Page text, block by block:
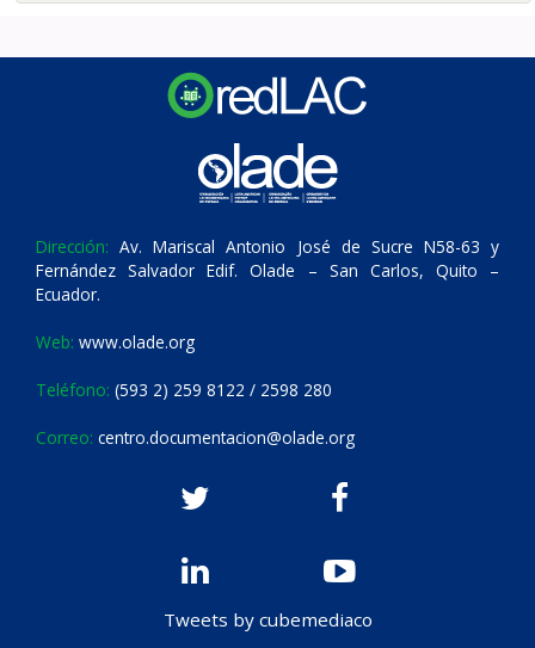
Dirección: Av. Mariscal Antonio José de Sucre N58-63 y
Fernández Salvador Edif. Olade – San Carlos, Quito –
Ecuador.
Web: www.olade.org
Teléfono: (593 2) 259 8122 / 2598 280
Correo: centro.documentacion@olade.org
Tweets by cubemediaco